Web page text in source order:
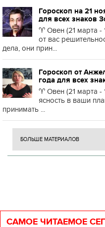
Гороскоп на 21
для всех знаков
♈️ Овен (21 марта -
от вас
дела, они прин...
Гороскоп от
года для всех
♈️ Овен (21 марта -
ясность в ваши
принимать ...
БОЛЬШЕ МАТЕРИАЛОВ
САМОЕ ЧИТАЕМОЕ